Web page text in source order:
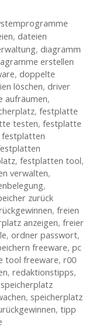
, dateien
, diagramm
erstellen
, doppelte
löschen, driver
aufräumen,
, festplatte
testen, festplatte
festplatten
, festplatten tool,
verwalten,
,
zurück
, freien
anzeigen, freier
, ordner passwort,
freeware, pc
tool freeware, r00
, redaktionstipps,
speicherplatz
, speicherplatz
, tipp